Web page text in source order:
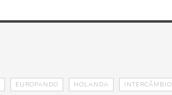
EUROPANDO HOLANDA INTERCÂMBIO